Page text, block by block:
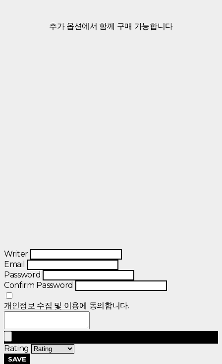
추가 옵션에서 함께 구매 가능합니다
Writer
Email
Password
Confirm Password
개인정보 수집 및 이용에 동의합니다.
Rating
SAVE